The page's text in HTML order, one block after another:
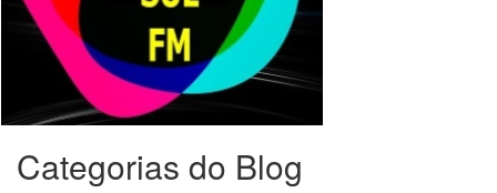
Categorias do Blog